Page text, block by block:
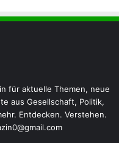
für aktuelle Themen, neue
aus Gesellschaft, Politik,
Entdecken. Verstehen.